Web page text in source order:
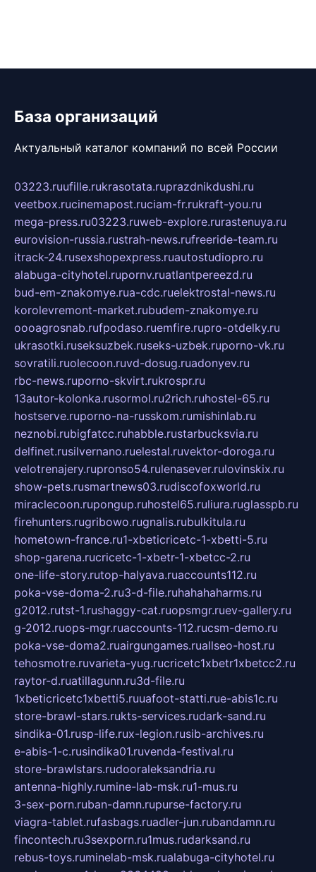
База организаций
Актуальный каталог компаний по всей России
03223.ruufille.rukrasotata.ruprazdnikdushi.ru
veetbox.rucinemapost.ruciam-fr.rukraft-you.ru
mega-press.ru03223.ruweb-explore.rurastenuya.ru
eurovision-russia.rustrah-news.rufreeride-team.ru
itrack-24.rusexshopexpress.ruautostudiopro.ru
alabuga-cityhotel.rupornv.ruatlantpereezd.ru
bud-em-znakomye.rua-cdc.ruelektrostal-news.ru
korolevremont-market.rubudem-znakomye.ru
oooagrosnab.rufpodaso.ruemfire.rupro-otdelky.ru
ukrasotki.ruseksuzbek.ruseks-uzbek.ruporno-vk.ru
sovratili.ruolecoon.ruvd-dosug.ruadonyev.ru
rbc-news.ruporno-skvirt.rukrospr.ru
13autor-kolonka.rusormol.ru2rich.ruhostel-65.ru
hostserve.ruporno-na-russkom.rumishinlab.ru
neznobi.rubigfatcc.ruhabble.rustarbucksvia.ru
delfinet.rusilvernano.ruelestal.ruvektor-doroga.ru
velotrenajery.rupronso54.rulenasever.rulovinskix.ru
show-pets.rusmartnews03.rudiscofoxworld.ru
miraclecoon.rupongup.ruhostel65.ruliura.ruglasspb.ru
firehunters.rugribowo.rugnalis.rubulkitula.ru
hometown-france.ru1-xbeticricetc-1-xbetti-5.ru
shop-garena.rucricetc-1-xbetr-1-xbetcc-2.ru
one-life-story.rutop-halyava.ruaccounts112.ru
poka-vse-doma-2.ru3-d-file.ruhahahaharms.ru
g2012.rutst-1.rushaggy-cat.ruopsmgr.ruev-gallery.ru
g-2012.ruops-mgr.ruaccounts-112.rucsm-demo.ru
poka-vse-doma2.ruairgungames.ruallseo-host.ru
tehosmotre.ruvarieta-yug.rucricetc1xbetr1xbetcc2.ru
raytor-d.ruatillagunn.ru3d-file.ru
1xbeticricetc1xbetti5.ruuafoot-statti.rue-abis1c.ru
store-brawl-stars.rukts-services.rudark-sand.ru
sindika-01.rusp-life.rux-legion.rusib-archives.ru
e-abis-1-c.rusindika01.ruvenda-festival.ru
store-brawlstars.rudooraleksandria.ru
antenna-highly.rumine-lab-msk.ru1-mus.ru
3-sex-porn.ruban-damn.rupurse-factory.ru
viagra-tablet.rufasbags.ruadler-jun.rubandamn.ru
fincontech.ru3sexporn.ru1mus.rudarksand.ru
rebus-toys.ruminelab-msk.rualabuga-cityhotel.ru